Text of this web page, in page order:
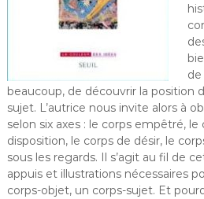
beaucoup, de découvrir la position
sujet. L’autrice nous invite alors à
selon six axes : le corps empêtré,
disposition, le corps de désir, le
sous les regards. Il s’agit au fil de
appuis et illustrations nécessaires
corps-objet, un corps-sujet. Et